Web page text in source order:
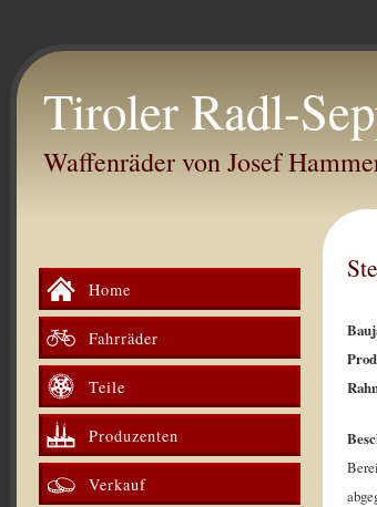
Tiroler Radl-
Waffenräder von Josef
Home
Fahrräder
Teile
Produzenten
Verkauf